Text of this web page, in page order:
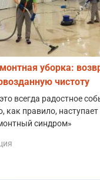
уборка:
чистоту
всегда радостное
как правило, наступает
синдром»